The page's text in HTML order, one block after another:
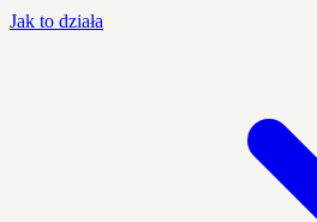
Jak to działa